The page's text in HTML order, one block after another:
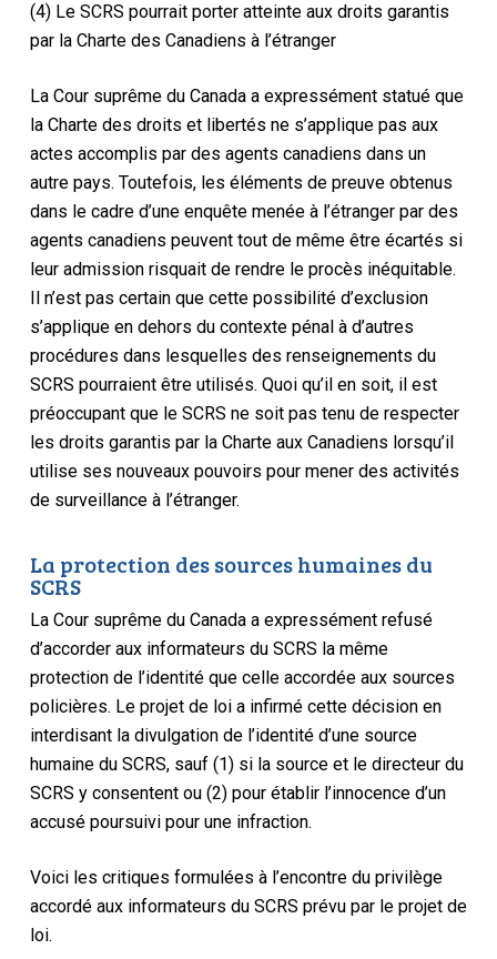
(4) Le SCRS pourrait porter atteinte aux droits garantis
par la Charte des Canadiens à l’étranger
La Cour suprême du Canada a expressément statué que
la Charte des droits et libertés ne s’applique pas aux
actes accomplis par des agents canadiens dans un
autre pays. Toutefois, les éléments de preuve obtenus
dans le cadre d’une enquête menée à l’étranger par des
agents canadiens peuvent tout de même être écartés si
leur admission risquait de rendre le procès inéquitable.
Il n’est pas certain que cette possibilité d’exclusion
s’applique en dehors du contexte pénal à d’autres
procédures dans lesquelles des renseignements du
SCRS pourraient être utilisés. Quoi qu’il en soit, il est
préoccupant que le SCRS ne soit pas tenu de respecter
les droits garantis par la Charteaux Canadiens lorsqu’il
utilise ses nouveaux pouvoirs pour mener des activités
de surveillance à l’étranger.
La protection des sources humaines du
SCRS
La Cour suprême du Canada a expressément refusé
d’accorder aux informateurs du SCRS la même
protection de l’identité que celle accordée aux sources
policières. Le projet de loi a infirmé cette décision en
interdisant la divulgation de l’identité d’une source
humaine du SCRS, sauf (1) si la source et le directeur du
SCRS y consentent ou (2) pour établir l’innocence d’un
accusé poursuivi pour une infraction.
Voici les critiques formulées à l’encontre du privilège
accordé aux informateurs du SCRS prévu par le projet de
loi.